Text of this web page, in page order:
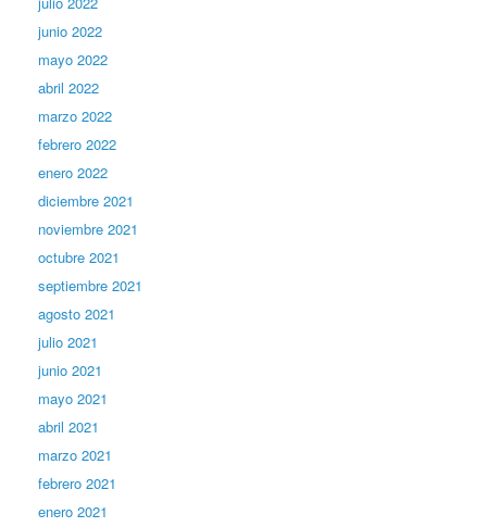
junio 2022
mayo 2022
abril 2022
marzo 2022
febrero 2022
enero 2022
diciembre 2021
noviembre 2021
octubre 2021
septiembre 2021
agosto 2021
julio 2021
junio 2021
mayo 2021
abril 2021
marzo 2021
febrero 2021
enero 2021